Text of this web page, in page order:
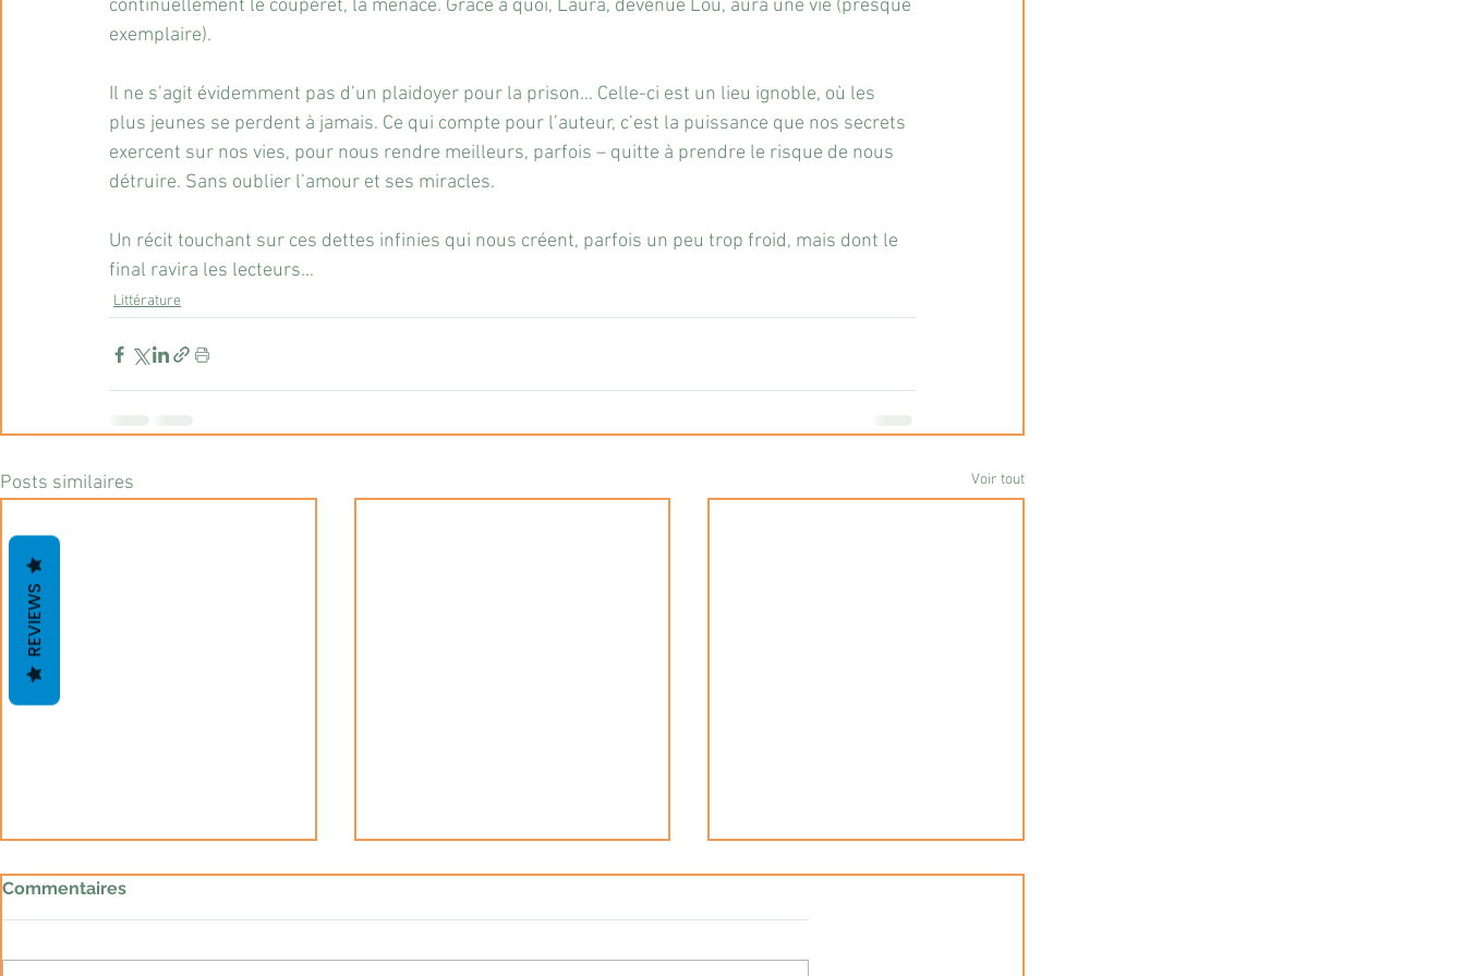
continuellement le couperet, la menace. Grâce à quoi, Laura, devenue Lou, aura une vie (presque
exemplaire).
Il ne s’agit évidemment pas d’un plaidoyer pour la prison… Celle-ci est un lieu ignoble, où les
plus jeunes se perdent à jamais. Ce qui compte pour l’auteur, c’est la puissance que nos secrets
exercent sur nos vies, pour nous rendre meilleurs, parfois – quitte à prendre le risque de nous
détruire. Sans oublier l’amour et ses miracles.
Un récit touchant sur ces dettes infinies qui nous créent, parfois un peu trop froid, mais dont le
final ravira les lecteurs…
Littérature
Posts similaires Voir tout
Commentaires
REVIEWS